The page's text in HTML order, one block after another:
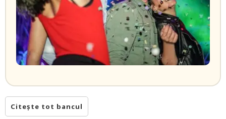
Citește tot bancul